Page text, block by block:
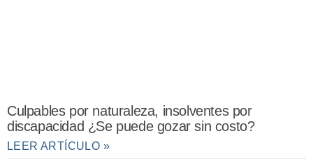
Culpables por naturaleza, insolventes por
discapacidad ¿Se puede gozar sin costo?
LEER ARTÍCULO »